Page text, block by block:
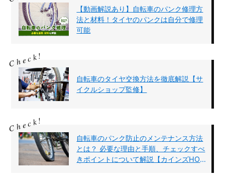
【動画解説あり】自転車のパンク修理方
法と材料！タイヤのパンクは自分で修理
可能
自転車のタイヤ交換方法を徹底解説【サ
イクルショップ監修】
自転車のパンク防止のメンテナンス方法
とは？ 必要な理由と手順、チェックすべ
きポイントについて解説【カインズHO